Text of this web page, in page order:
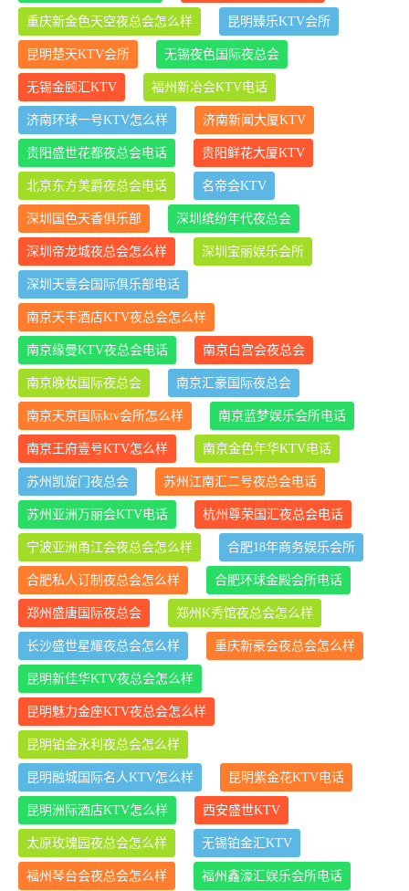
重庆新金色天空夜总会怎么样 昆明臻乐KTV会所
昆明楚天KTV会所 无锡夜色国际夜总会
无锡金颐汇KTV 福州新冶会KTV电话
济南环球一号KTV怎么样 济南新闻大厦KTV
贵阳盛世花都夜总会电话 贵阳鲜花大厦KTV
北京东方美爵夜总会电话 名帝会KTV
深圳国色天香俱乐部 深圳缤纷年代夜总会
深圳帝龙城夜总会怎么样 深圳宝丽娱乐会所
深圳天壹会国际俱乐部电话
南京天丰酒店KTV夜总会怎么样
南京缘曼KTV夜总会电话 南京白宫会夜总会
南京晚妆国际夜总会 南京汇豪国际夜总会
南京天京国际ktv会所怎么样 南京蓝梦娱乐会所电话
南京王府壹号KTV怎么样 南京金色年华KTV电话
苏州凯旋门夜总会 苏州江南汇二号夜总会电话
苏州亚洲万丽会KTV电话 杭州尊荣国汇夜总会电话
宁波亚洲甬江会夜总会怎么样 合肥18年商务娱乐会所
合肥私人订制夜总会怎么样 合肥环球金殿会所电话
郑州盛唐国际夜总会 郑州K秀馆夜总会怎么样
长沙盛世星耀夜总会怎么样 重庆新豪会夜总会怎么样
昆明新佳华KTV夜总会怎么样
昆明魅力金座KTV夜总会怎么样
昆明铂金永利夜总会怎么样
昆明融城国际名人KTV怎么样 昆明紫金花KTV电话
昆明洲际酒店KTV怎么样 西安盛世KTV
太原玫瑰园夜总会怎么样 无锡铂金汇KTV
福州琴台会夜总会怎么样 福州鑫濠汇娱乐会所电话